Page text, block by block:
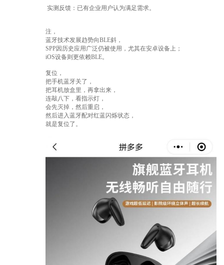
实测反馈：已有企业用户认为满足需求。
注，
蓝牙技术发展趋势向BLE斜，
SPP因历史应用广泛仍被使用，尤其在安卓设备上；
iOS设备则更依赖BLE。
复位，
把手机蓝牙关了，
把耳机放盒里，再拿出来，
连敲八下，看指示灯，
会先灭掉，然后重启，
然后进入蓝牙配对红蓝闪烁状态，
就是复位了。